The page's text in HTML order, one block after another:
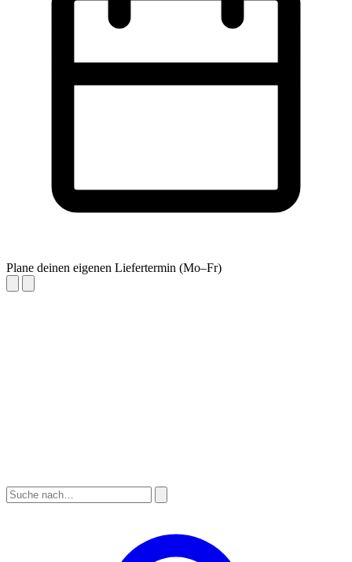
Plane deinen eigenen Liefertermin (Mo–Fr)